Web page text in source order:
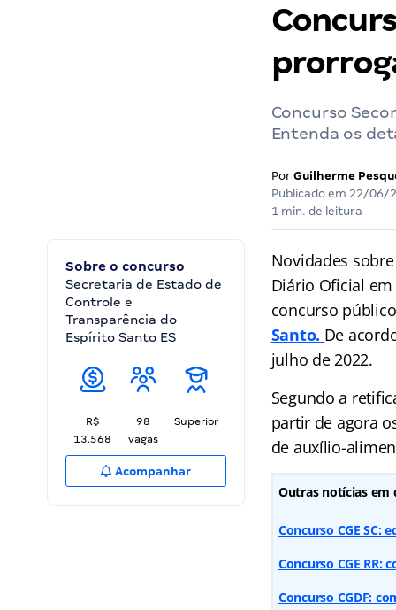
Concurso
Entenda os
Por Guilherme
Publicado em 22/06/
1 min. de leitura
Sobre o concurso
Secretaria de Estado de
Controle e
Transparência do
Espírito Santo ES
R$
13.568
98
vagas
Superior
Acompanhar
Novidades
Diário Oficial
concurso
Santo. De
julho de 2022.
Segundo a
partir de agora
de auxílio-
Outras notícias em
Concurso CGE SC:
Concurso CGE RR:
Concurso CGDF: